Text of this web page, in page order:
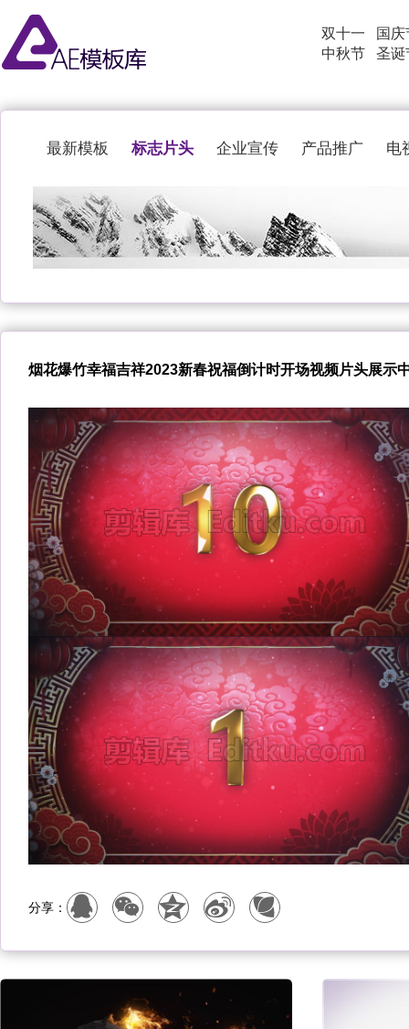
双十一
中秋节
国庆
圣诞
最新模板 标志片头 企业宣传 产品推广 电
烟花爆竹幸福吉祥2023新春祝福倒计时开场视频片头展示
分享：